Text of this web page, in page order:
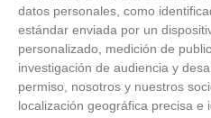
datos personales, como
estándar enviada por un
personalizado, medición de
investigación de audiencia y
permiso, nosotros y nuestros
localización geográfica precisa e